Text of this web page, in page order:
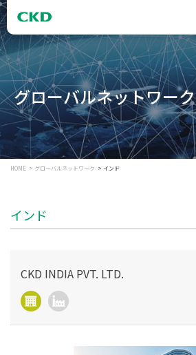
グローバルネットワーク
HOME グローバルネットワーク インド
インド
CKD INDIA PVT. LTD.